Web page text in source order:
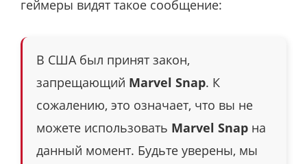
геймеры видят такое сообщение:
В США был принят закон,
запрещающий Marvel Snap. К
сожалению, это означает, что вы не
можете использовать Marvel Snap на
данный момент. Будьте уверены, мы